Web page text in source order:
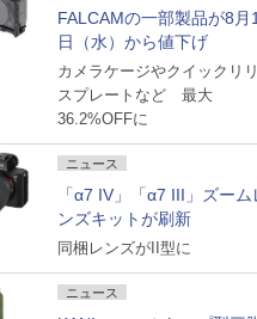
FALCAMの一部製品が8月
日（水）から値下げ
カメラケージやクイックリ
スプレートなど 最大
36.2%OFFに
ニュース
「α7 IV」「α7 III」ズーム
ンズキットが刷新
同梱レンズがII型に
ニュース